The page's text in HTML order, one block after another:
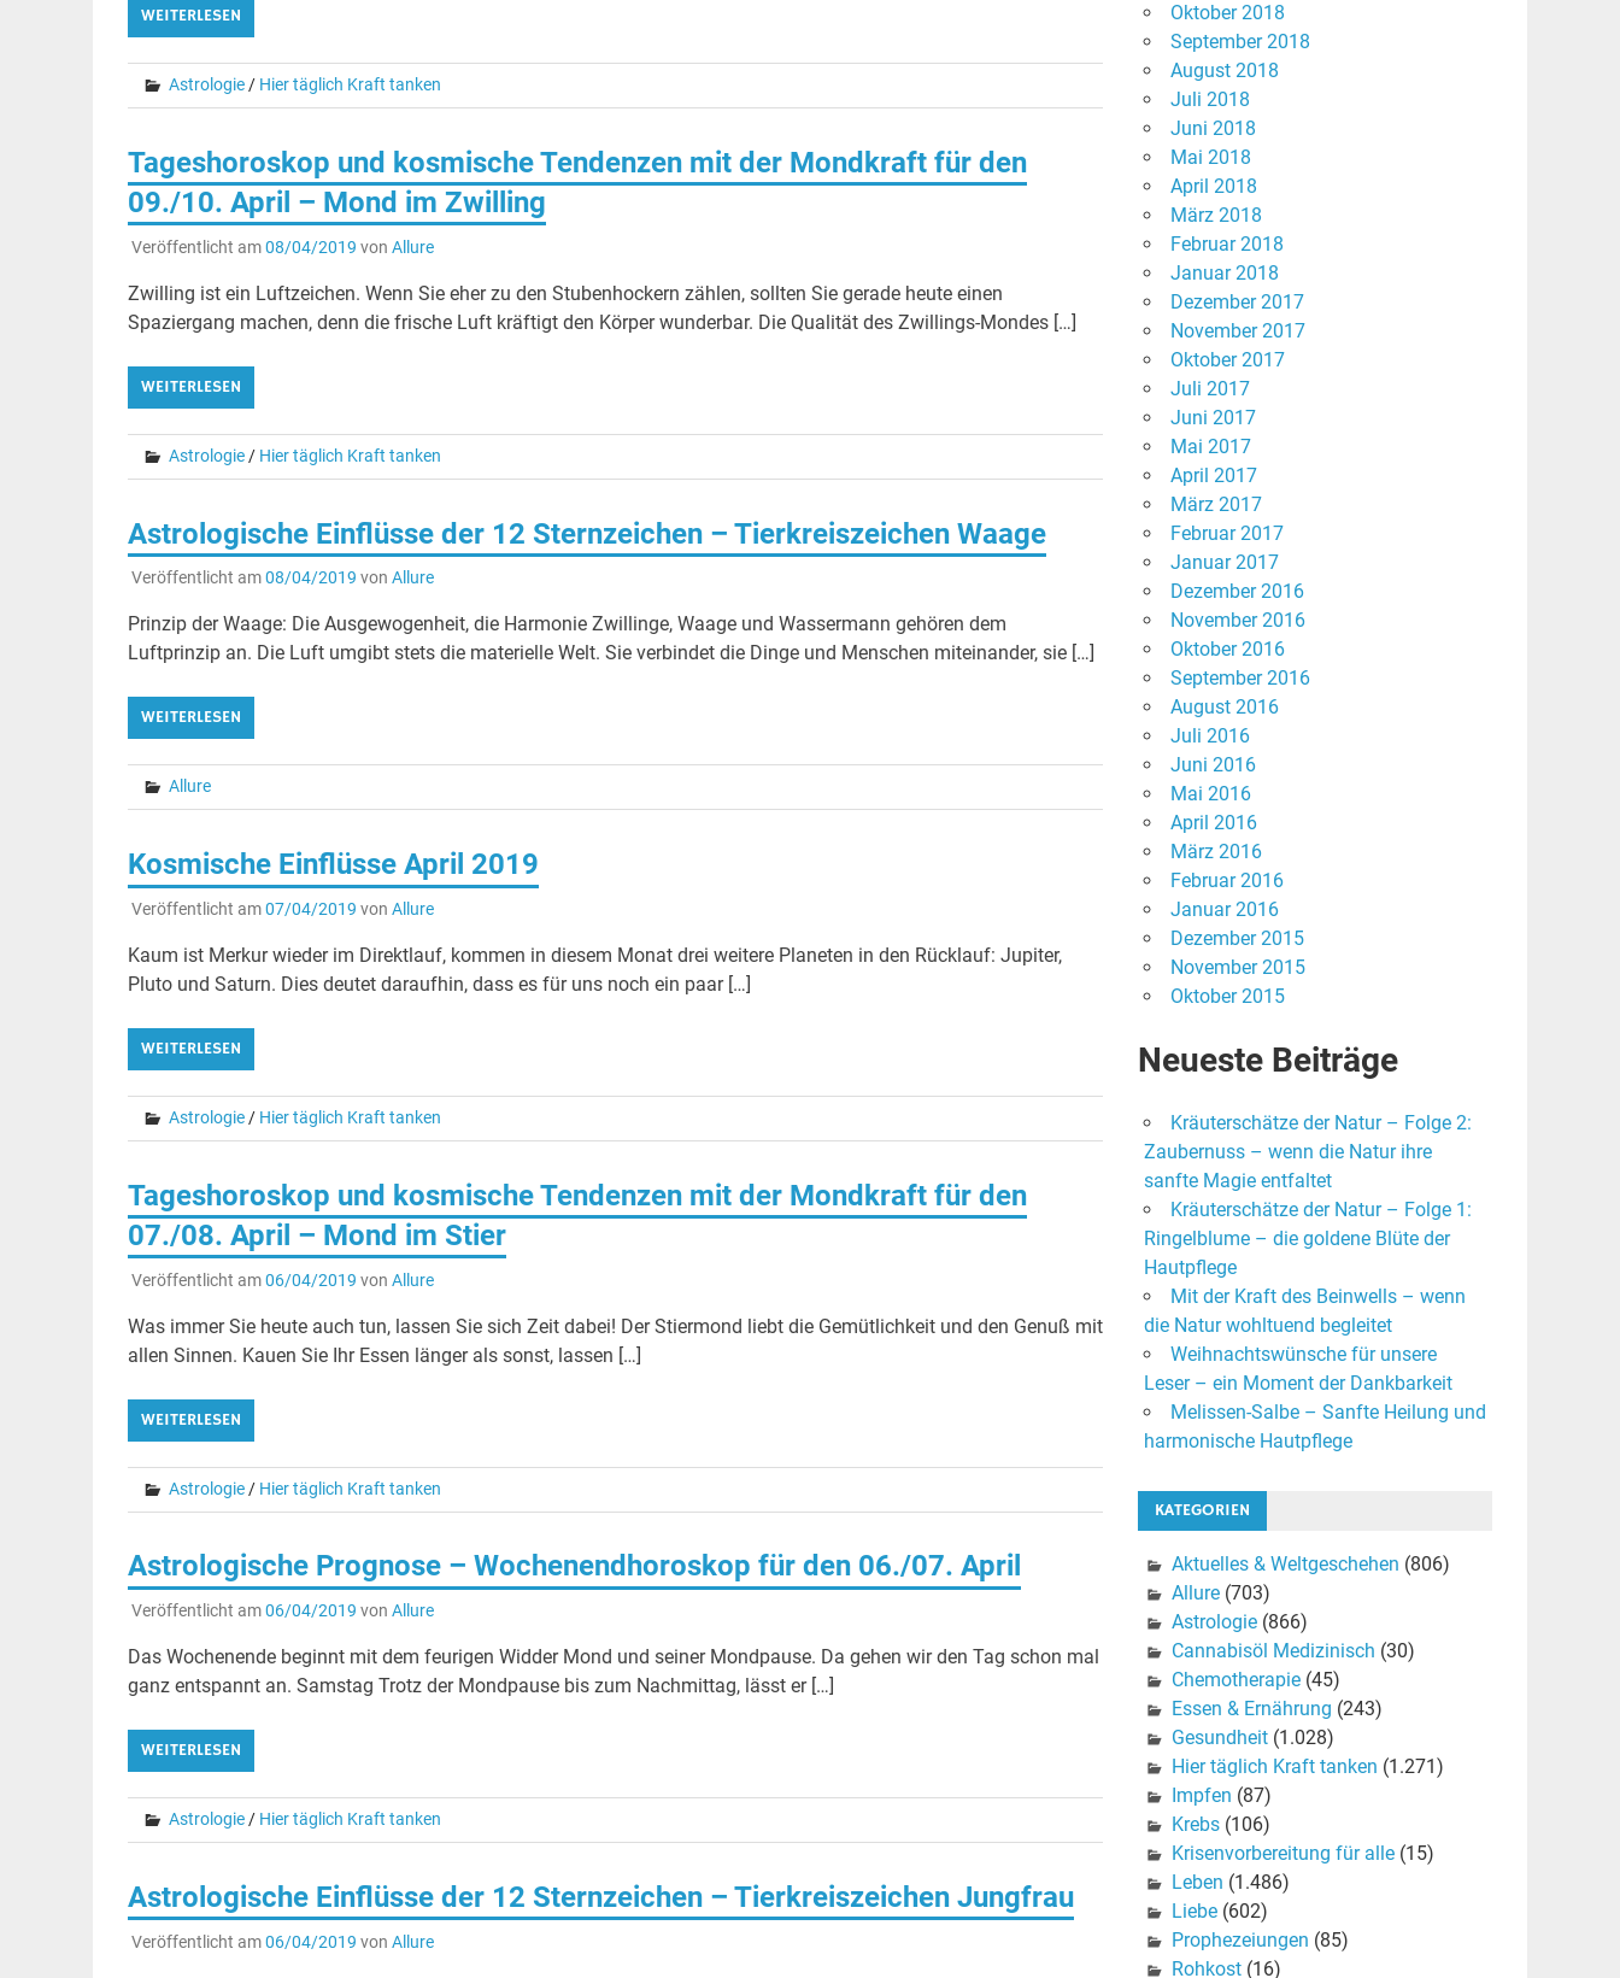
WEITERLESEN
Astrologie/ Hier täglich Kraft tanken
Tageshoroskop und kosmische Tendenzen mit der Mondkraft für den
09./10. April – Mond im Zwilling
Veröffentlicht am08/04/2019 von Allure
Zwilling ist ein Luftzeichen. Wenn Sie eher zu den Stubenhockern zählen, sollten Sie gerade heute einen
Spaziergang machen, denn die frische Luft kräftigt den Körper wunderbar. Die Qualität des Zwillings-Mondes […]
WEITERLESEN
Astrologie/ Hier täglich Kraft tanken
Astrologische Einflüsse der 12 Sternzeichen – Tierkreiszeichen Waage
Veröffentlicht am08/04/2019 von Allure
Prinzip der Waage: Die Ausgewogenheit, die Harmonie Zwillinge, Waage und Wassermann gehören dem
Luftprinzip an. Die Luft umgibt stets die materielle Welt. Sie verbindet die Dinge und Menschen miteinander, sie […]
WEITERLESEN
Allure
Kosmische Einflüsse April 2019
Veröffentlicht am07/04/2019 von Allure
Kaum ist Merkur wieder im Direktlauf, kommen in diesem Monat drei weitere Planeten in den Rücklauf: Jupiter,
Pluto und Saturn. Dies deutet daraufhin, dass es für uns noch ein paar […]
WEITERLESEN
Astrologie/ Hier täglich Kraft tanken
Tageshoroskop und kosmische Tendenzen mit der Mondkraft für den
07./08. April – Mond im Stier
Veröffentlicht am06/04/2019 von Allure
Was immer Sie heute auch tun, lassen Sie sich Zeit dabei! Der Stiermond liebt die Gemütlichkeit und den Genuß mit
allen Sinnen. Kauen Sie Ihr Essen länger als sonst, lassen […]
WEITERLESEN
Astrologie/ Hier täglich Kraft tanken
Astrologische Prognose – Wochenendhoroskop für den 06./07. April
Veröffentlicht am06/04/2019 von Allure
Das Wochenende beginnt mit dem feurigen Widder Mond und seiner Mondpause. Da gehen wir den Tag schon mal
ganz entspannt an. Samstag Trotz der Mondpause bis zum Nachmittag, lässt er […]
WEITERLESEN
Astrologie/ Hier täglich Kraft tanken
Astrologische Einflüsse der 12 Sternzeichen – Tierkreiszeichen Jungfrau
Veröffentlicht am06/04/2019 von Allure
Oktober 2018
September 2018
August 2018
Juli 2018
Juni 2018
Mai 2018
April 2018
März 2018
Februar 2018
Januar 2018
Dezember 2017
November 2017
Oktober 2017
Juli 2017
Juni 2017
Mai 2017
April 2017
März 2017
Februar 2017
Januar 2017
Dezember 2016
November 2016
Oktober 2016
September 2016
August 2016
Juli 2016
Juni 2016
Mai 2016
April 2016
März 2016
Februar 2016
Januar 2016
Dezember 2015
November 2015
Oktober 2015
Neueste Beiträge
Kräuterschätze der Natur – Folge 2:
Zaubernuss – wenn die Natur ihre
sanfte Magie entfaltet
Kräuterschätze der Natur – Folge 1:
Ringelblume – die goldene Blüte der
Hautpflege
Mit der Kraft des Beinwells – wenn
die Natur wohltuend begleitet
Weihnachtswünsche für unsere
Leser – ein Moment der Dankbarkeit
Melissen-Salbe – Sanfte Heilung und
harmonische Hautpflege
KATEGORIEN
Aktuelles & Weltgeschehen (806)
Allure(703)
Astrologie(866)
Cannabisöl Medizinisch (30)
Chemotherapie(45)
Essen & Ernährung (243)
Gesundheit(1.028)
Hier täglich Kraft tanken (1.271)
Impfen (87)
Krebs(106)
Krisenvorbereitung für alle(15)
Leben (1.486)
Liebe(602)
Prophezeiungen (85)
Rohkost(16)